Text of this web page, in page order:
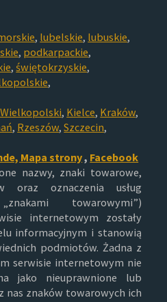
, lubelskie, lubuskie,
, podkarpackie,
,świętokrzyskie,
,
, Kielce, Kraków,
, Rzeszów,Szczecin,
Mapa strony, Facebook
nazwy, znaki towarowe,
oraz oznaczenia usług
towarowymi”)
internetowym zostały
informacyjnym i stanowią
podmiotów. Żadna z
serwisie internetowym nie
jako nieuprawnione lub
nas znaków towarowych ich